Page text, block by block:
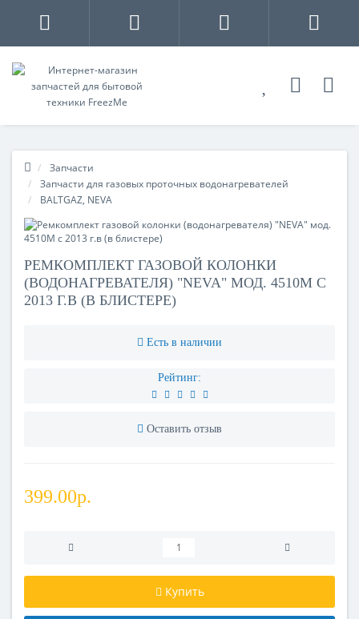
Запчасти
Запчасти для газовых проточных водонагревателей
BALTGAZ, NEVA
РЕМКОМПЛЕКТ ГАЗОВОЙ КОЛОНКИ
(ВОДОНАГРЕВАТЕЛЯ) "NEVA" МОД. 4510М С
2013 Г.В (В БЛИСТЕРЕ)
Есть в наличии
Рейтинг:
Оставить отзыв
399.00р.
Купить